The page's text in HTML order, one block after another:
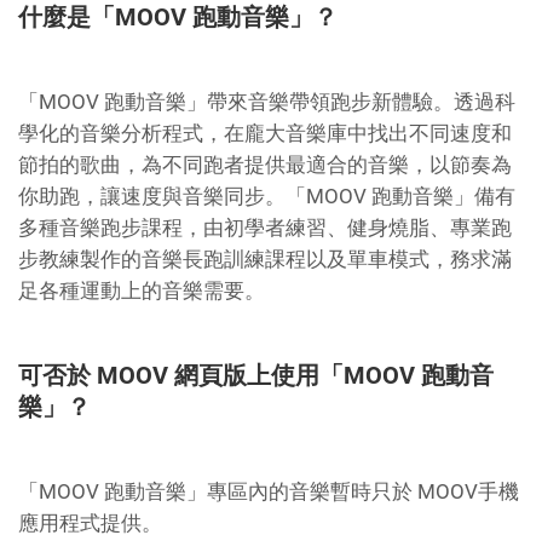
什麼是「MOOV 跑動音樂」？
「MOOV 跑動音樂」帶來音樂帶領跑步新體驗。透過科
學化的音樂分析程式，在龐大音樂庫中找出不同速度和
節拍的歌曲，為不同跑者提供最適合的音樂，以節奏為
你助跑，讓速度與音樂同步。「MOOV 跑動音樂」備有
多種音樂跑步課程，由初學者練習、健身燒脂、專業跑
步教練製作的音樂長跑訓練課程以及單車模式，務求滿
足各種運動上的音樂需要。
可否於 MOOV 網頁版上使用「MOOV 跑動音
樂」？
「MOOV 跑動音樂」專區內的音樂暫時只於 MOOV手機
應用程式提供。